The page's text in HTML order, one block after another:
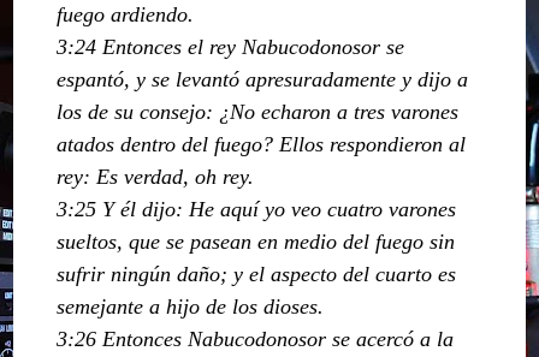
fuego ardiendo.
3:24 Entonces el rey Nabucodonosor se
espantó, y se levantó apresuradamente y dijo a
los de su consejo: ¿No echaron a tres varones
atados dentro del fuego? Ellos respondieron al
rey: Es verdad, oh rey.
3:25 Y él dijo: He aquí yo veo cuatro varones
sueltos, que se pasean en medio del fuego sin
sufrir ningún daño; y el aspecto del cuarto es
semejante a hijo de los dioses.
3:26 Entonces Nabucodonosor se acercó a la